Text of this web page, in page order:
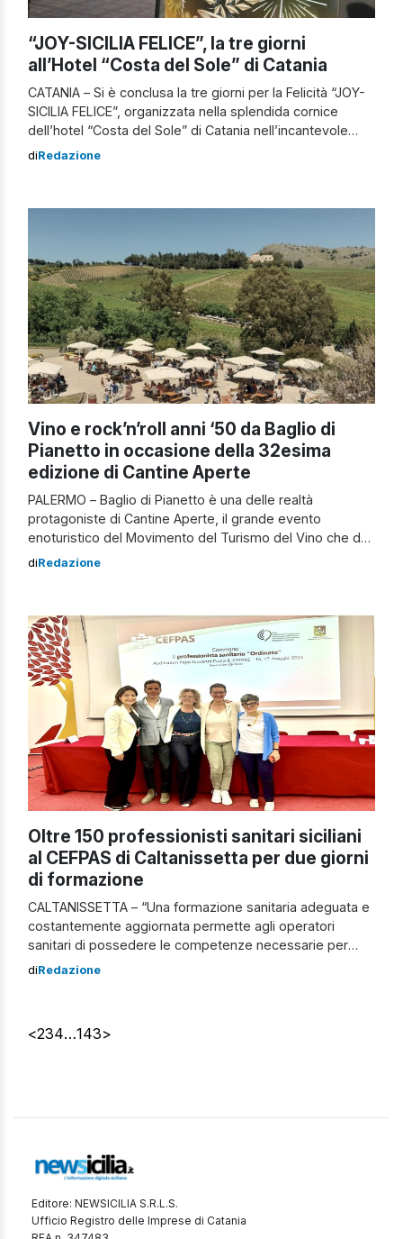
“JOY-SICILIA FELICE”, la tre giorni
all’Hotel “Costa del Sole” di Catania
CATANIA – Si è conclusa la tre giorni per la Felicità “JOY-
SICILIA FELICE”, organizzata nella splendida cornice
dell’hotel “Costa del Sole” di Catania nell’incantevole
Riserva Naturale dell’oasi del Simeto. La manifestazione,
Permanente”, si è svolta in tre giornate, […]
diRedazione
Vino e rock’n’roll anni ‘50 da Baglio di
Pianetto in occasione della 32esima
edizione di Cantine Aperte
PALERMO – Baglio di Pianetto è una delle realtà
protagoniste di Cantine Aperte, il grande evento
enoturistico del Movimento del Turismo del Vino che da
32 anni unisce produttori e appassionati del Belpaese in
produttiva di ciascuna cantina. È dedicata ai winelovers,
[…]
diRedazione
Oltre 150 professionisti sanitari siciliani
al CEFPAS di Caltanissetta per due giorni
di formazione
CALTANISSETTA – “Una formazione sanitaria adeguata e
costantemente aggiornata permette agli operatori
sanitari di possedere le competenze necessarie per
fornire cure di qualità, sicurezza ai pazienti e di
CEFPAS che eroga, ogni anno, numerosi corsi […]
diRedazione
<234…143>
Editore: NEWSICILIA S.R.L.S.
Ufficio Registro delle Imprese di Catania